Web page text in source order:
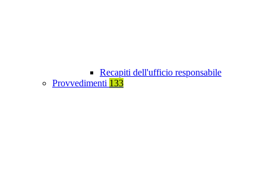
Recapiti dell'ufficio responsabile
Provvedimenti 133